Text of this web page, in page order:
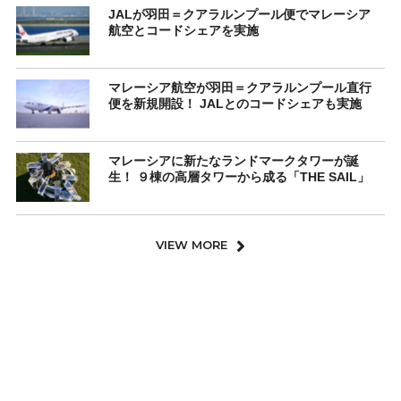
JALが羽田＝クアラルンプール便でマレーシア
航空とコードシェアを実施
マレーシア航空が羽田＝クアラルンプール直行
便を新規開設！ JALとのコードシェアも実施
マレーシアに新たなランドマークタワーが誕
生！ ９棟の高層タワーから成る「THE SAIL」
VIEW MORE